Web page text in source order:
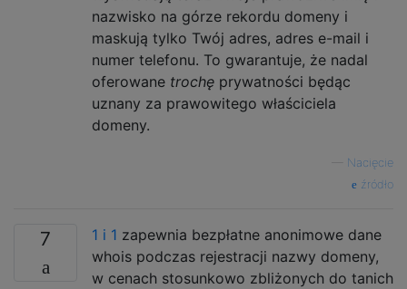
nazwisko na górze rekordu domeny i
maskują tylko Twój adres, adres e-mail i
numer telefonu. To gwarantuje, że nadal
oferowane trochę prywatności będąc
uznany za prawowitego właściciela
domeny.
Nacięcie
źródło
7 1 i 1 zapewnia bezpłatne anonimowe dane
whois podczas rejestracji nazwy domeny,
w cenach stosunkowo zbliżonych do tanich